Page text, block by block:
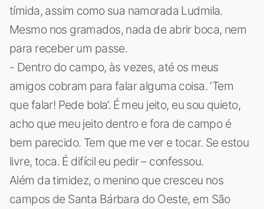
tímida, assim como sua namorada Ludmila.
Mesmo nos gramados, nada de abrir boca, nem
para receber um passe.
- Dentro do campo, às vezes, até os meus
amigos cobram para falar alguma coisa. ‘Tem
que falar! Pede bola’. É meu jeito, eu sou quieto,
acho que meu jeito dentro e fora de campo é
bem parecido. Tem que me ver e tocar. Se estou
livre, toca. É difícil eu pedir – confessou.
Além da timidez, o menino que cresceu nos
campos de Santa Bárbara do Oeste, em São